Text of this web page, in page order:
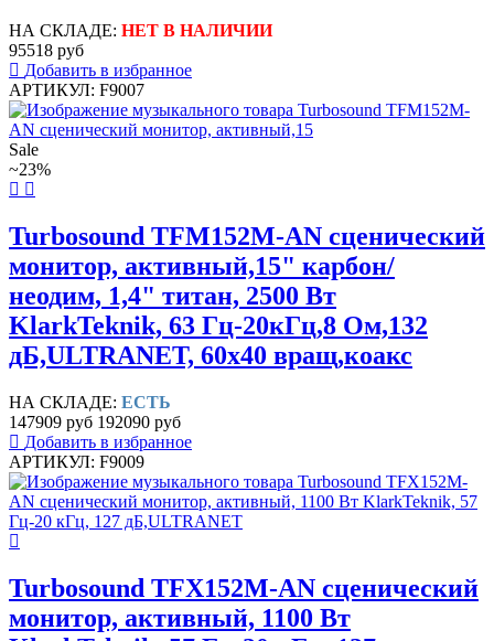
НА СКЛАДЕ: НЕТ В НАЛИЧИИ
95518 руб
Добавить в избранное
АРТИКУЛ: F9007
Sale
~23%
Turbosound TFM152M-AN сценический
монитор, активный,15" карбон/
неодим, 1,4" титан, 2500 Вт
KlarkTeknik, 63 Гц-20кГц,8 Ом,132
дБ,ULTRANET, 60x40 вращ,коакс
НА СКЛАДЕ: ЕСТЬ
147909 руб 192090 руб
Добавить в избранное
АРТИКУЛ: F9009
Turbosound TFX152M-AN сценический
монитор, активный, 1100 Вт